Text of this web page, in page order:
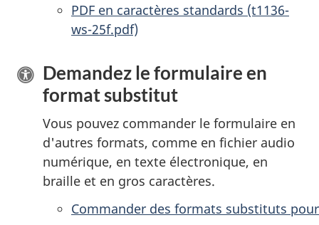
PDF en caractères standards (t1136-
ws-25f.pdf)
Demandez le formulaire en
format substitut
Vous pouvez commander le formulaire en
d'autres formats, comme en fichier audio
numérique, en texte électronique, en
braille et en gros caractères.
Commander des formats substituts